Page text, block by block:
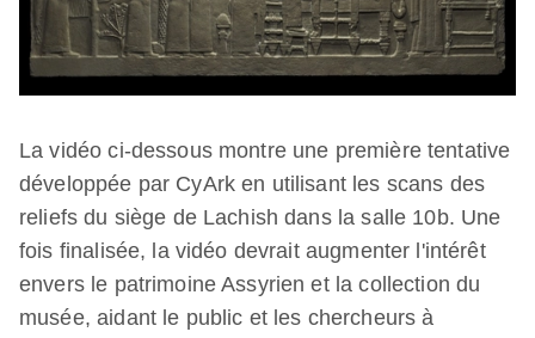
La vidéo ci-dessous montre une première tentative
développée par CyArk en utilisant les scans des
reliefs du siège de Lachish dans la salle 10b. Une
fois finalisée, la vidéo devrait augmenter l'intérêt
envers le patrimoine Assyrien et la collection du
musée, aidant le public et les chercheurs à